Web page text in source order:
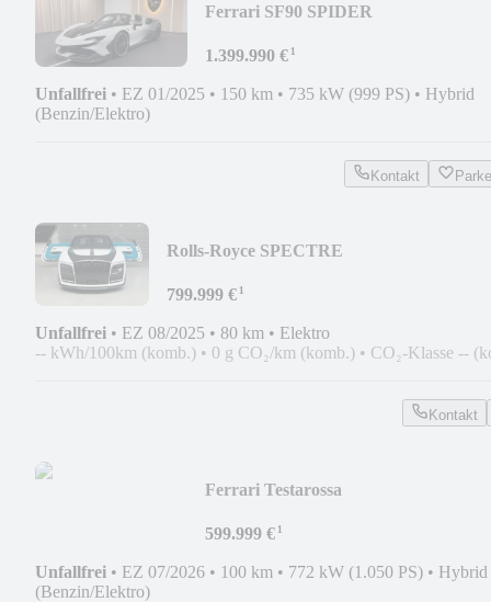
Ferrari SF90 SPIDER
PIECE UNIQUE!
1.399.990 €¹
Unfallfrei • EZ 01/2025 • 150 km • 735 kW (999 PS) • Hybrid
(Benzin/Elektro)
Kontakt
Rolls-Royce SPECTRE
799.999 €¹
Unfallfrei • EZ 08/2025 • 80 km • Elektro
-- kWh/100km (komb.) • 0 g CO₂/km (komb.) • CO₂-Klasse --
Kontakt
Ferrari Testarossa
599.999 €¹
Unfallfrei • EZ 07/2026 • 100 km • 772 kW (1.050 PS) • Hybrid
(Benzin/Elektro)